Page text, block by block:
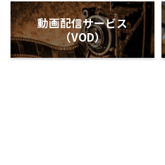
動画配信サービス
（VOD）